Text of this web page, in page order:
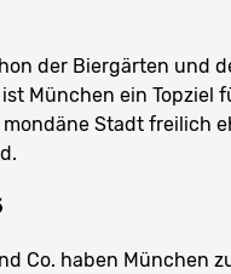
der Biergärten und
München ein Topziel
Stadt freilich
Co. haben München